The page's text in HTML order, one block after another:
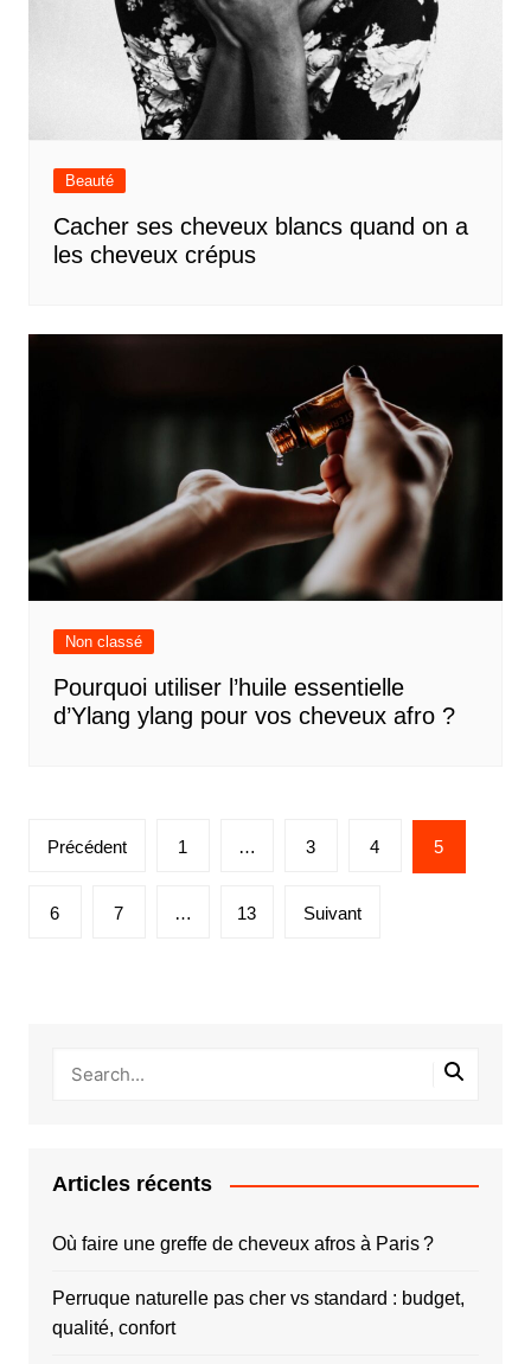
Beauté
Cacher ses cheveux blancs quand on a
les cheveux crépus
Non classé
Pourquoi utiliser l’huile essentielle
d’Ylang ylang pour vos cheveux afro ?
Pagination
publications
Précédent 1 … 3 4 5
6 7 … 13 Suivant
Articles récents
Où faire une greffe de cheveux afros à Paris ?
Perruque naturelle pas cher vs standard : budget,
qualité, confort